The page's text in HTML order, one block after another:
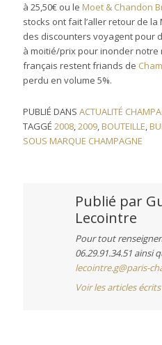
à 25,50€ ou le Moet & Chandon
stocks ont fait l’aller retour de
des discounters voyagent pour
à moitié/prix pour inonder notre
français restent friands de
perdu en volume 5%.
PUBLIÉ DANSACTUALITÉ
TAGGÉ2008,2009, BOUTEILLE,
SOUS MARQUE CHAMPAGNE
Publié par
Lecointre
Pour tout
06.29.91.34.51 ainsi
lecointre.g@paris-
Voir les articles